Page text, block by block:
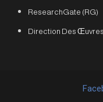
ResearchGate (RG)
Direction Des